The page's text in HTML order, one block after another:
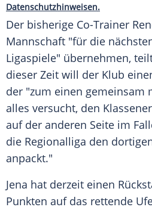
Datenschutzhinweisen.
Der bisherige Co-Trainer
Mannschaft "für die
Ligaspiele" übernehmen,
dieser Zeit will der Klub
der "zum einen gemeinsam
alles versucht, den
auf der anderen Seite im
die Regionalliga den
anpackt."
Jena hat derzeit einen
Punkten auf das rettende